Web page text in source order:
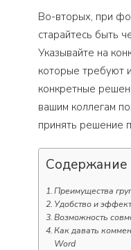
Во-вторых, при
старайтесь быть
Указывайте на
которые требуют
конкретные
вашим коллегам
принять решение
Содержание
Преимущества
Удобство и
Возможность
Как давать
Word